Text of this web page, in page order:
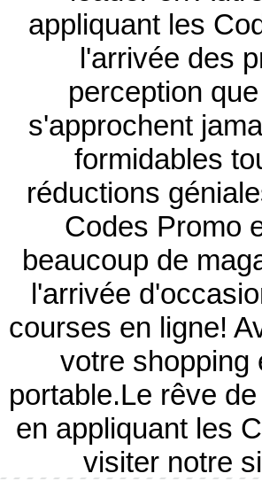
appliquant les
l'arrivée des
perception
s'approchent
formidables
réductions
Codes Promo
beaucoup de
l'arrivée
courses en ligne!
votre shopping
portable.Le rêve
en appliquant les
visiter notre